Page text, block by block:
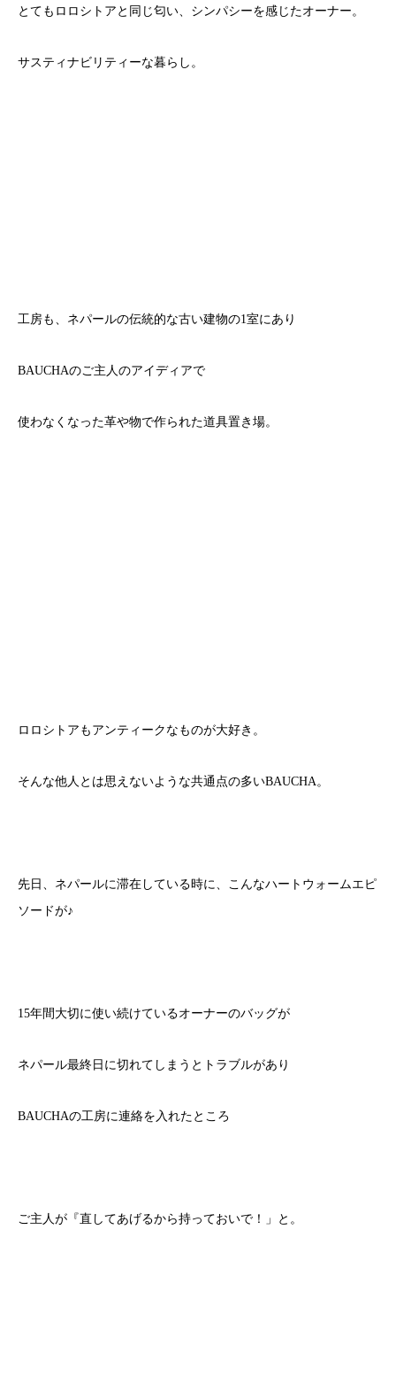
とてもロロシトアと同じ匂い、シンパシーを感じたオーナー。
サスティナビリティーな暮らし。
工房も、ネパールの伝統的な古い建物の1室にあり
BAUCHAのご主人のアイディアで
使わなくなった革や物で作られた道具置き場。
ロロシトアもアンティークなものが大好き。
そんな他人とは思えないような共通点の多いBAUCHA。
先日、ネパールに滞在している時に、こんなハートウォームエピ
ソードが♪
15年間大切に使い続けているオーナーのバッグが
ネパール最終日に切れてしまうとトラブルがあり
BAUCHAの工房に連絡を入れたところ
ご主人が『直してあげるから持っておいで！」と。